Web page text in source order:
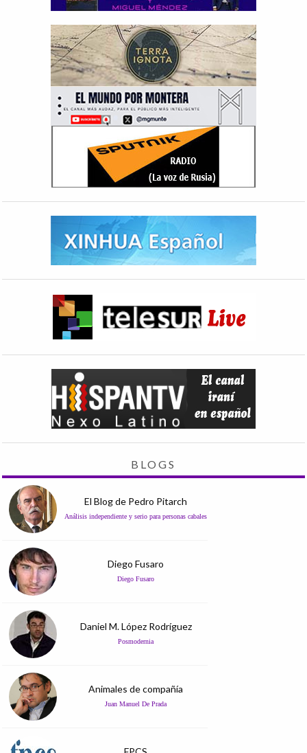
BLOGS
El Blog de Pedro Pitarch
Análisis independiente y serio para personas cabales
Diego Fusaro
Diego Fusaro
Daniel M. López Rodríguez
Posmodernia
Animales de compañía
Juan Manuel De Prada